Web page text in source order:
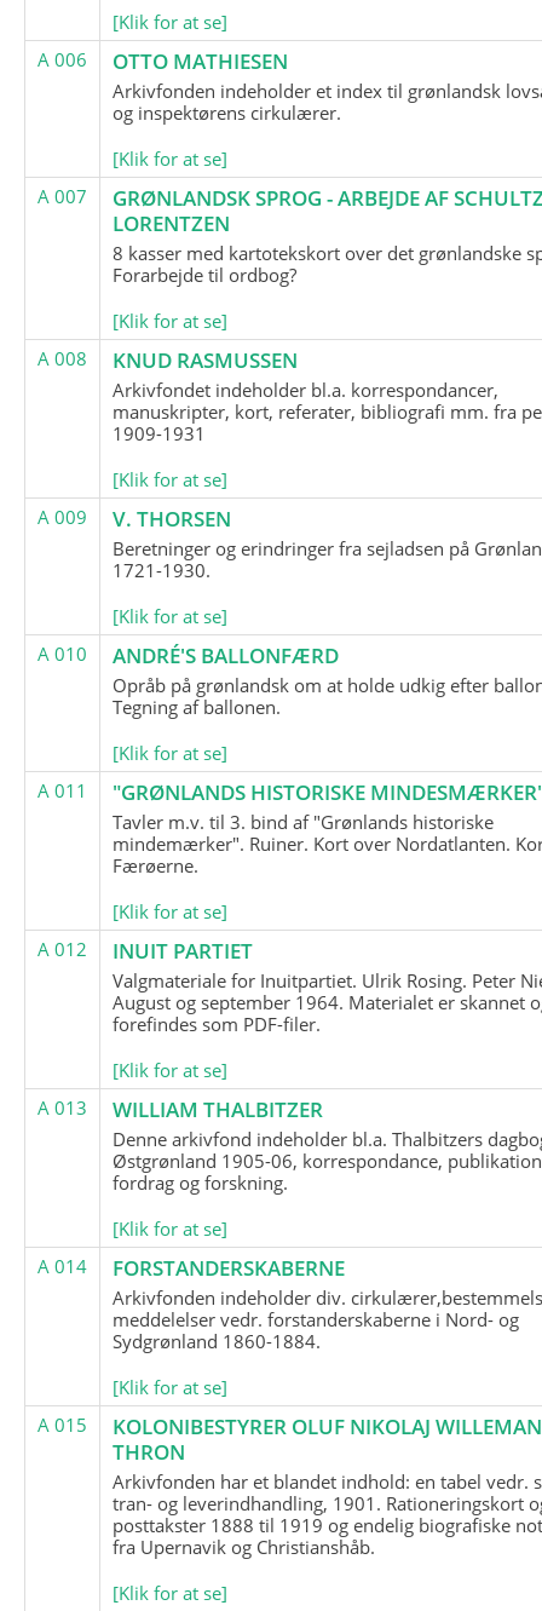
[Klik for at se]
A 006
OTTO MATHIESEN
Arkivfonden indeholder et index til grønlandsk
og inspektørens cirkulærer.
[Klik for at se]
A 007
GRØNLANDSK SPROG - ARBEJDE AF
LORENTZEN
8 kasser med kartotekskort over det grønlandske
Forarbejde til ordbog?
[Klik for at se]
A 008
KNUD RASMUSSEN
Arkivfondet indeholder bl.a. korrespondancer,
manuskripter, kort, referater, bibliografi mm. fra
1909-1931
[Klik for at se]
A 009
V. THORSEN
Beretninger og erindringer fra sejladsen på
1721-1930.
[Klik for at se]
A 010
ANDRÉ'S BALLONFÆRD
Opråb på grønlandsk om at holde udkig efter
Tegning af ballonen.
[Klik for at se]
A 011
"GRØNLANDS HISTORISKE
Tavler m.v. til 3. bind af "Grønlands historiske
mindemærker". Ruiner. Kort over Nordatlanten.
Færøerne.
[Klik for at se]
A 012
INUIT PARTIET
Valgmateriale for Inuitpartiet. Ulrik Rosing. Peter
August og september 1964. Materialet er skannet
forefindes som PDF-filer.
[Klik for at se]
A 013
WILLIAM THALBITZER
Denne arkivfond indeholder bl.a. Thalbitzers
Østgrønland 1905-06, korrespondance,
fordrag og forskning.
[Klik for at se]
A 014
FORSTANDERSKABERNE
Arkivfonden indeholder div.
meddelelser vedr. forstanderskaberne i Nord- og
Sydgrønland 1860-1884.
[Klik for at se]
A 015
KOLONIBESTYRER OLUF NIKOLAJ
THRON
Arkivfonden har et blandet indhold: en tabel vedr.
tran- og leverindhandling, 1901. Rationeringskort
posttakster 1888 til 1919 og endelig biografiske
fra Upernavik og Christianshåb.
[Klik for at se]